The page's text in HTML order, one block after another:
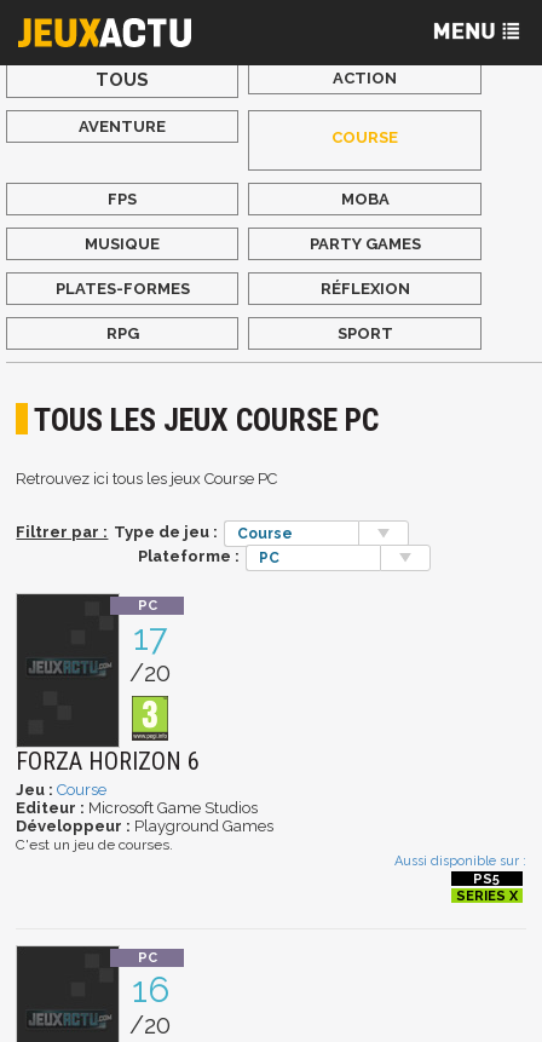
TOUS ACTION
AVENTURE
COURSE
FPS MOBA
MUSIQUE PARTY GAMES
PLATES-FORMES RÉFLEXION
RPG SPORT
TOUS LES JEUX COURSE PC
Retrouvez ici tous les jeux Course PC
Filtrer par : Type de jeu : Course
Plateforme : PC
17
/20
FORZA HORIZON 6
Jeu : Course
Editeur : Microsoft Game Studios
Développeur : Playground Games
C'est un jeu de courses.
Aussi disponible sur :
16
/20